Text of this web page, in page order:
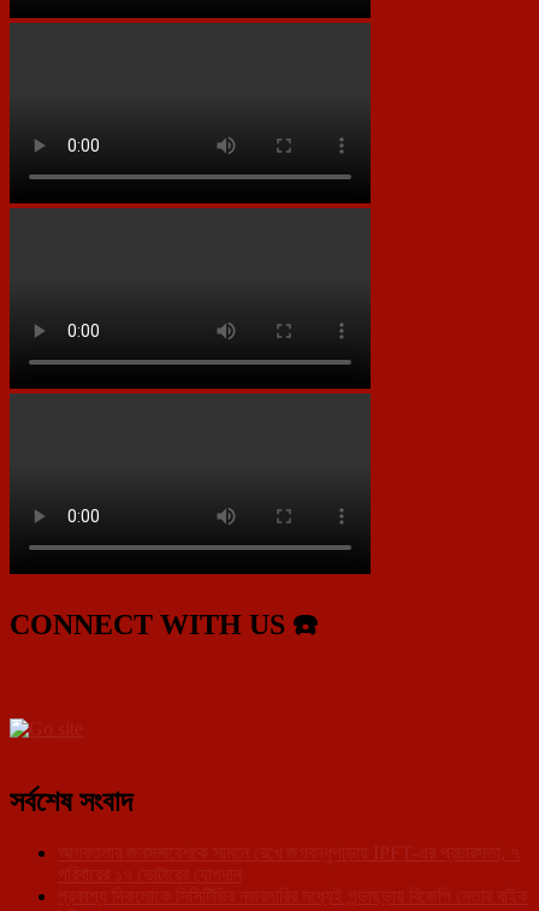
CONNECT WITH US ☎️
সর্বশেষ সংবাদ
আগরতলার জনসমাবেশকে সামনে রেখে জগবন্ধুপাড়ায় IPFT-এর প্রচারসভা, ৭
পরিবারের ১৭ ভোটারের যোগদান
প্রকাশ্য দিবালোকে সিসিটিভির নজরদারির মধ্যেই গন্ডাছড়ায় বিজেপি নেতার বাইক